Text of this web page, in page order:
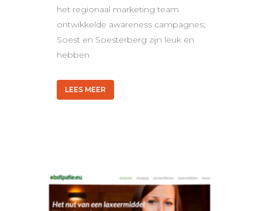
het regionaal marketing team
ontwikkelde awareness campagnes;
Soest en Soesterberg zijn leuk en
hebben
LEES MEER